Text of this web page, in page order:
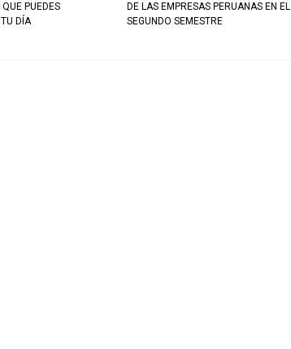
PUEDES
DÍA
DE LAS EMPRESAS PERUANAS EN EL
SEGUNDO SEMESTRE